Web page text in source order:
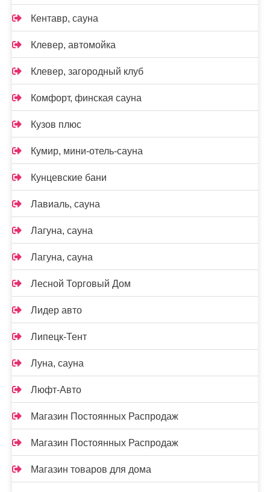
Кентавр, сауна
Клевер, автомойка
Клевер, загородный клуб
Комфорт, финская сауна
Кузов плюс
Кумир, мини-отель-сауна
Кунцевские бани
Лавиаль, сауна
Лагуна, сауна
Лагуна, сауна
Лесной Торговый Дом
Лидер авто
Липецк-Тент
Луна, сауна
Люфт-Авто
Магазин Постоянных Распродаж
Магазин Постоянных Распродаж
Магазин товаров для дома